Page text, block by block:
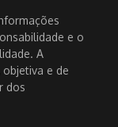
e o
A
e de
dos